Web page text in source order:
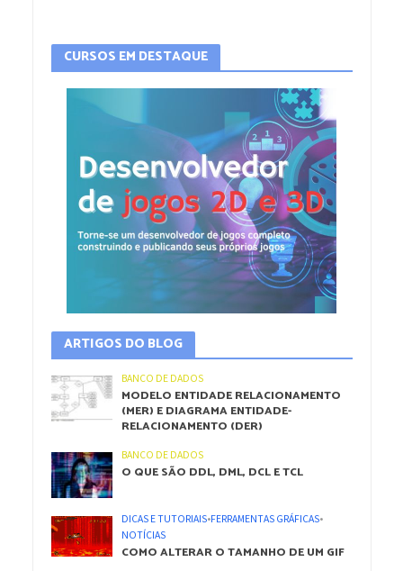
CURSOS EM DESTAQUE
ARTIGOS DO BLOG
BANCO DE DADOS
MODELO ENTIDADE RELACIONAMENTO
(MER) E DIAGRAMA ENTIDADE-
RELACIONAMENTO (DER)
BANCO DE DADOS
O QUE SÃO DDL, DML, DCL E TCL
DICAS E TUTORIAIS•FERRAMENTAS GRÁFICAS•
NOTÍCIAS
COMO ALTERAR O TAMANHO DE UM GIF